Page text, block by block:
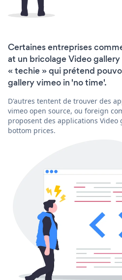
Certaines entreprises
at un bricolage Video
« techie » qui prétend
gallery vimeo in 'no time'.
D'autres tentent de trouver des
vimeo open source, ou foreign
proposent des applications Video
bottom prices.